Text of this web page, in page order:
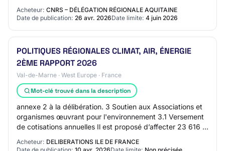
contact: N/C Numéro de téléphone du contact: N/C S…
Acheteur: CNRS – DÉLÉGATION RÉGIONALE AQUITAINE
Date de publication: 26 avr. 2026Date limite: 4 juin 2026
POLITIQUES RÉGIONALES CLIMAT, AIR, ÉNERGIE
2ÈME RAPPORT 2026
Val-de-Marne · West Europe · France
Mot-clé trouvé dans la description
annexe 2 à la délibération. 3 Soutien aux Associations et
organismes œuvrant pour l'environnement 3.1 Versement
de cotisations annuelles Il est proposé d’affecter 23 616 €
Acheteur: DELIBERATIONS ILE DE FRANCE